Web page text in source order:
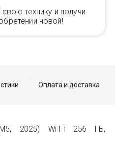
технику и получи
новой!
Оплата и доставка
2025) Wi-Fi 256 ГБ,